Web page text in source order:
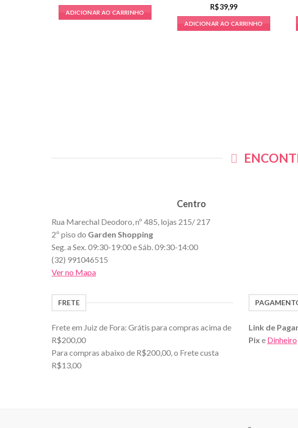
ADICIONAR AO CARRINHO
R$39,99
ADICIONAR AO CARRINHO
Centro
Rua Marechal Deodoro, nº 485, lojas 215/ 217
2º piso do Garden Shopping
Seg. a Sex. 09:30-19:00 e Sáb. 09:30-14:00
(32) 991046515
Ver no Mapa
FRETE
Frete em Juiz de Fora: Grátis para compras acima de
R$200,00
Para compras abaixo de R$200,00, o Frete custa
R$13,00
Link de
Pix e Dinheiro